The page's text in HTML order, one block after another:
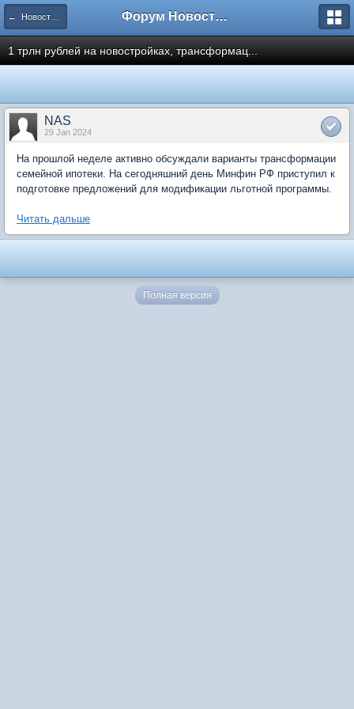
← Новости рынка недвижимости Форум Новостройки
1 трлн рублей на новостройках, трансформац...
NAS
29 Jan 2024
На прошлой неделе активно обсуждали варианты трансформации
семейной ипотеки. На сегодняшний день Минфин РФ приступил к
подготовке предложений для модификации льготной программы.
Читать дальше
Полная версия